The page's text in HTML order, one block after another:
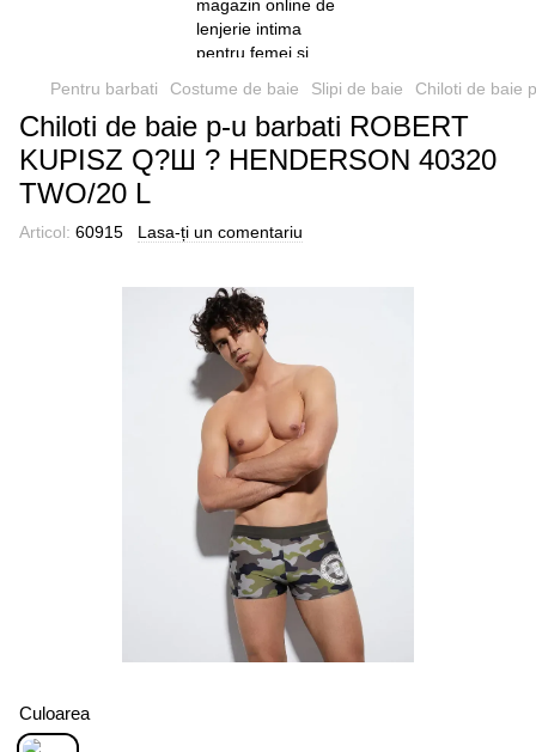
Pentru barbati Costume de baie Slipi de baie Chiloti de baie
Chiloti de baie p-u barbati ROBERT
KUPISZ Q?Ш ? HENDERSON 40320
TWO/20 L
Articol: 60915 Lasa-ți un comentariu
Culoarea